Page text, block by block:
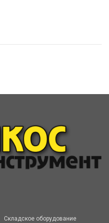
Складское оборудование